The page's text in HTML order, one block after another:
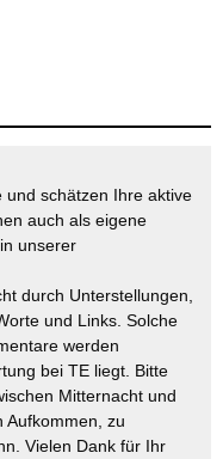
schätzen Ihre aktive
auch als eigene
unserer
durch Unterstellungen,
und Links. Solche
werden
bei TE liegt. Bitte
Mitternacht und
Aufkommen, zu
Vielen Dank für Ihr